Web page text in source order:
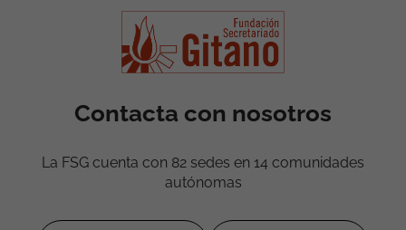
Contacta con nosotros
La FSG cuenta con 82 sedes en 14 comunidades
autónomas